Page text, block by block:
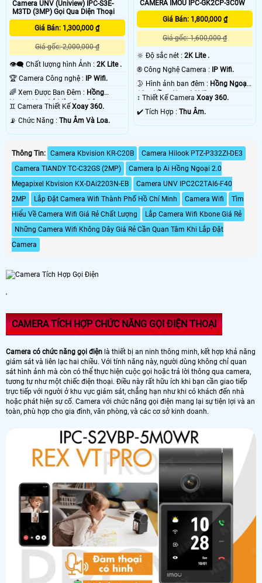
Camera UNV (Uniview) IPC-S3E-
M3TD (3MP) Gọi Qua Diện Thoại
Giá Bán: 1,300,000 ₫
Giá gốc: 2,000,000 ₫
👁️‍🗨 Chất lượng hình Ảnh : 2K Lite .
🏆 Camera Công nghệ :
IP Wifi.
🌈 Xem Được Ban Đêm : Hồng
Ngoại 10m Có Màu Ban Ðêm.
♊ Camera Thiết Kế Xoay 360.
️📡 Chức Năng : Thu Âm Và Loa.
CAMERA IMOU IPC-GK2CP-3C0W
Giá Bán: 1,800,000 ₫
Giá gốc: 1,600,000 ₫
🔆 Độ sắc nét :2K Lite .
®️ Công Nghệ Camera : IP Wifi.
🌛 Hình ảnh ban đêm : Hồng Ngoại
10m Hồng Ngoại SMD.
↕️ Thiết Kế CameraXoay 360.
️✔️ Tích Hợp :Thu Âm.
Thông Tin: Camera Kbvision KR-C20B
Camera Hilook PTZ-P332ZI-DE3
Camera TIANDY TC-C32GS (2MP)
Camera Ip Ai Hồng Ngoại 2.0
Megapixel Kbvision KX-DAi2203N-EB
Camera UNV IPC2C2TAI6-F40
2MP
Lắp Đặt Camera Wifi Thành Phố Hồ Chí Minh Camera Wifi
Tìm
Hiểu Về Camera Wifi Giá Rẻ Chất Lượng
Lắp Camera Wifi Kbone Giá Rẻ
Những Camera Wifi Không Dây Giá Rẻ Cần Quan Tâm Khi Lắp Đặt
Camera
'
CAMERA TÍCH HỢP CHỨC NĂNG GỌI ĐIỆN THOẠI
Camera có chức năng gọi điện là thiết bị an ninh thông minh, kết hợp khả năng
giám sát và liên lạc hai chiều. Với tính năng này, người dùng không chỉ quan
sát hình ảnh mà còn có thể thực hiện cuộc gọi hoặc trả lời thông qua camera,
tương tự như một chiếc điện thoại. Điều này rất hữu ích khi bạn cần giao tiếp
trực tiếp với người ở khu vực giám sát, chẳng hạn như khi có khách đến nhà
hoặc phát hiện sự cố. Camera với chức năng gọi điện mang lại sự tiện lợi và an
toàn, phù hợp cho gia đình, văn phòng, và các cơ sở kinh doanh.